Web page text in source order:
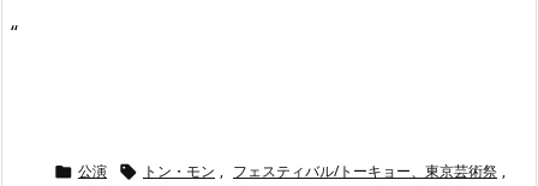
“
 公演  トン・モン , フェスティバル/トーキョー、東京芸術祭 ,